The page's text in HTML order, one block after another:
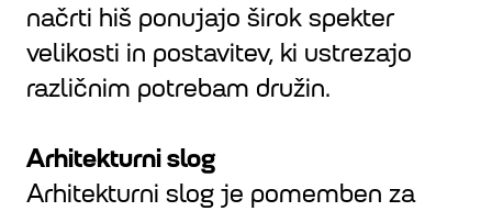
načrti hiš ponujajo širok spekter
velikosti in postavitev, ki ustrezajo
različnim potrebam družin.
Arhitekturni slog
Arhitekturni slog je pomemben za